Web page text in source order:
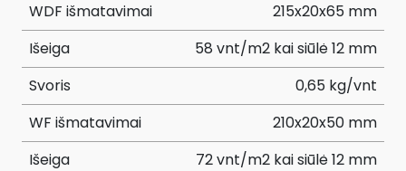
WDF išmatavimai
215x20x65 mm
Išeiga
58 vnt/m2 kai siūlė 12 mm
Svoris
0,65 kg/vnt
WF išmatavimai
210x20x50 mm
Išeiga
72 vnt/m2 kai siūlė 12 mm